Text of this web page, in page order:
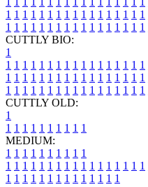
1 1 1 1 1 1 1 1 1 1 1 1 1 1 1 1 1
1 1 1 1 1 1 1 1 1 1 1 1 1 1 1 1 1
CUTTLY BIO:
1
1 1 1 1 1 1 1 1 1 1 1 1 1 1 1 1 1
1 1 1 1 1 1 1 1 1 1 1 1 1 1 1 1 1
1 1 1 1 1 1 1 1 1 1 1 1 1 1 1 1 1
CUTTLY OLD:
1
1 1 1 1 1 1 1 1 1 1
MEDIUM:
1 1 1 1 1 1 1 1 1 1
1 1 1 1 1 1 1 1 1 1 1 1 1 1 1 1 1
1 1 1 1 1 1 1 1 1 1 1 1 1 1